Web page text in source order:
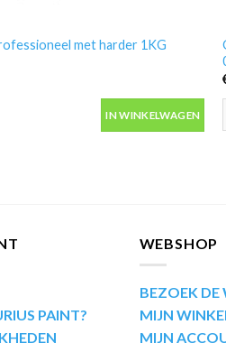
met harder 1KG
met harder 1KG Colormatic
IN WINKELWAGEN
PAINT?
WEBSHOP
BEZOEK DE
MIJN
MIJN